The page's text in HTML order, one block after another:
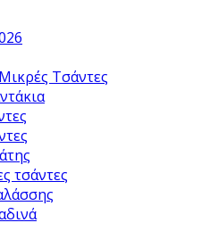
Τσάντες
τσάντες